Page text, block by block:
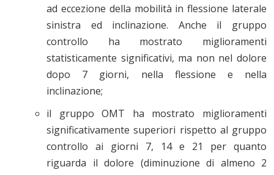
ad eccezione della mobilità in flessione laterale
sinistra ed inclinazione. Anche il gruppo
controllo ha mostrato miglioramenti
statisticamente significativi, ma non nel dolore
dopo 7 giorni, nella flessione e nella
inclinazione;
il gruppo OMT ha mostrato miglioramenti
significativamente superiori rispetto al gruppo
controllo ai giorni 7, 14 e 21 per quanto
riguarda il dolore (diminuzione di almeno 2